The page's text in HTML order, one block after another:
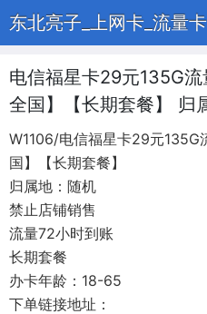
东北亮子_上网卡_流量卡
电信福星卡29元135G
全国】【长期套餐】 归
W1106/电信福星卡29元135G
国】【长期套餐】
归属地：随机
禁止店铺销售
流量72小时到账
长期套餐
办卡年龄：18-65
下单链接地址：